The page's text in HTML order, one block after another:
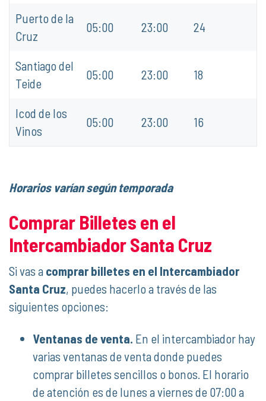
Puerto de la
Cruz
05:00 23:00 24
Santiago del
Teide
05:00 23:00 18
Icod de los
Vinos
05:00 23:00 16
Horarios varían según temporada
Comprar Billetes en el
Intercambiador Santa Cruz
Si vas a comprar billetes en el Intercambiador
Santa Cruz, puedes hacerlo a través de las
siguientes opciones:
Ventanas de venta. En el intercambiador hay
varias ventanas de venta donde puedes
comprar billetes sencillos o bonos. El horario
de atención es de lunes a viernes de 07:00 a